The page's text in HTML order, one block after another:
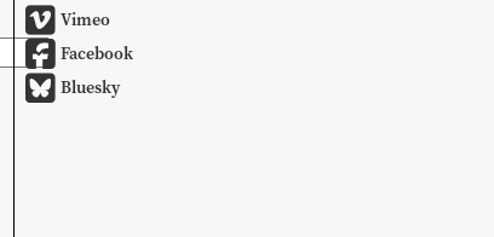
Vimeo
Facebook
Bluesky